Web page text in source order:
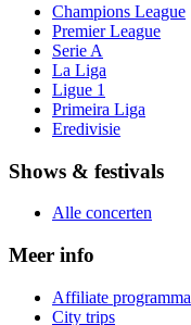
Champions League
Premier League
Serie A
La Liga
Ligue 1
Primeira Liga
Eredivisie
Shows & festivals
Alle concerten
Meer info
Affiliate programma
City trips